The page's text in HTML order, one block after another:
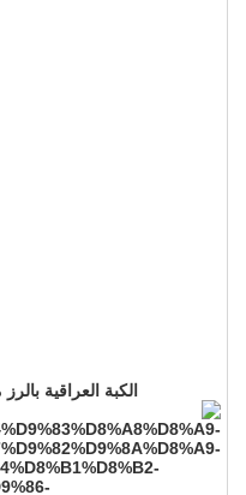
الكبة العراقية